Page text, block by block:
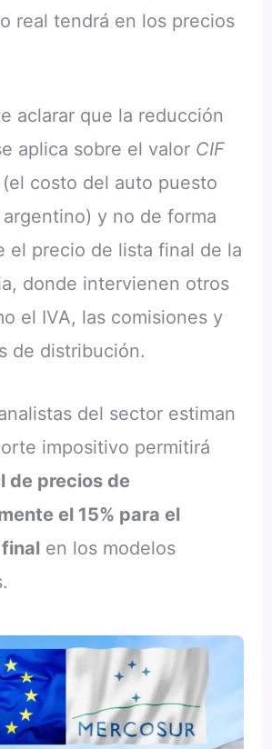
real tendrá en los precios
aclarar que la reducción
aplica sobre el valor CIF
costo del auto puesto
y no de forma
el precio de lista final de la
donde intervienen otros
el IVA, las comisiones y
de distribución.
del sector estiman
impositivo permitirá
de precios de
el 15% para el
en los modelos